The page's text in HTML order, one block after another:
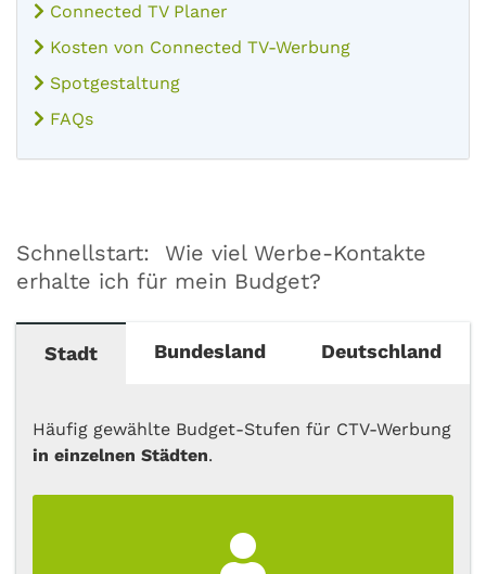
Connected TV Planer
Kosten von Connected TV-Werbung
Spotgestaltung
FAQs
Schnellstart: Wie viel Werbe-Kontakte
erhalte ich für mein Budget?
Stadt Bundesland Deutschland
Häufig gewählte Budget-Stufen für CTV-Werbung
in einzelnen Städten.
Beliebt
15.000 €
20.000 €